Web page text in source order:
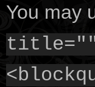
You may